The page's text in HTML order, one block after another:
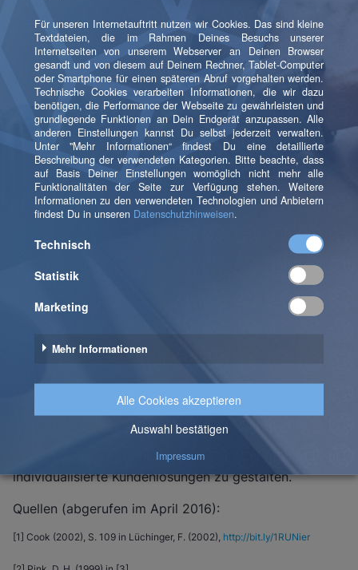
Als eine fokussierte Unternehmensberatung, die auf
die Einführung und Weiterentwicklung von Business
Intelligence, Customer Relationship Management,
DWH und Big Data spezialisiert ist, steht b.telligent
mit Rat und Tat an der Seite vieler Branchenführer aus
den Bereichen Telekommunikation,
Finanzdienstleistung, Handel und Industrie, die einen
starken Kundenfokus in ihrer Strategie, ihren
Prozessen und Datenbanksystemen aufbauen wollen.
sowohl beim Aufbau neuer als auch beim Ausbau
existierender Softwarelösungen genau der richtige
Ansprechpartner. Schließlich stellt b.telligent auch
sicher, dass Fach- und Führungskräfte das volle
können. Dafür werden Experten in interdisziplinären
Teams aus den Bereichen Business Intelligence,
Business Process Management, CRM,E-Commerce,
Finance und ControllingsowieData Science
zusammengeführt. Diese greifen auf eine Vielzahl von
Best Practices und Referenzarchitekturen zurück,
wodurch sie in der Lage sind, methodisch
individualisierte Kundenlösungen zu gestalten.
Quellen (abgerufen im April 2016):
[1] Cook (2002), S. 109 in Lüchinger, F. (2002), http://bit.ly/1RUNier